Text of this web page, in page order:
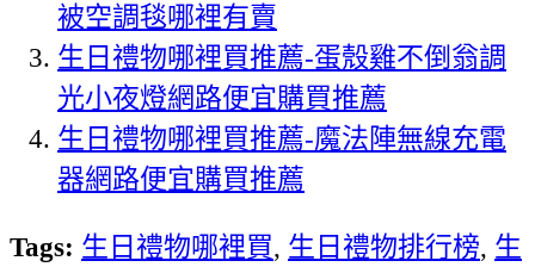
被空調毯哪裡有賣
生日禮物哪裡買推薦-蛋殼雞不倒翁調
光小夜燈網路便宜購買推薦
生日禮物哪裡買推薦-魔法陣無線充電
器網路便宜購買推薦
Tags: 生日禮物哪裡買, 生日禮物排行榜, 生